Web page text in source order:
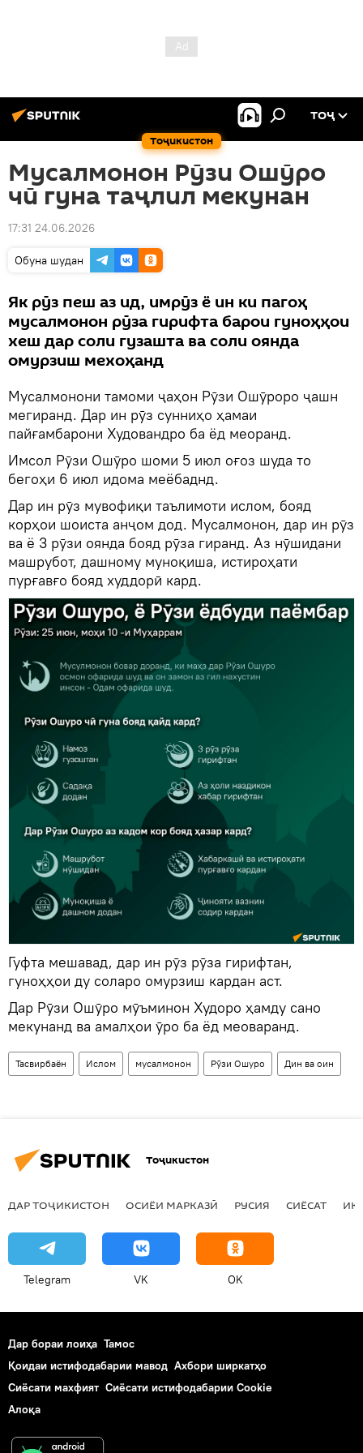
Тоҷикистон
ТОҶ
Мусалмонон Рӯзи Ошӯро
чӣ гуна таҷлил мекунан
17:31 24.06.2026
Обуна шудан
Як рӯз пеш аз ид, имрӯз ё ин ки пагоҳ
мусалмонон рӯза гирифта барои гуноҳҳои
хеш дар соли гузашта ва соли оянда
омурзиш мехоҳанд
Мусалмонони тамоми ҷаҳон Рӯзи Ошӯроро ҷашн
мегиранд. Дар ин рӯз сунниҳо ҳамаи
пайғамбарони Худовандро ба ёд меоранд.
Имсол Рӯзи Ошӯро шоми 5 июл оғоз шуда то
бегоҳи 6 июл идома меёбаднд.
Дар ин рӯз мувофиқи таълимоти ислом, бояд
корҳои шоиста анҷом дод. Мусалмонон, дар ин рӯз
ва ё 3 рӯзи оянда бояд рӯза гиранд. Аз нӯшидани
машрубот, дашному муноқиша, истироҳати
пурғавғо бояд худдорӣ кард.
Гуфта мешавад, дар ин рӯз рӯза гирифтан,
гуноҳҳои ду соларо омурзиш кардан аст.
Дар Рӯзи Ошӯро мӯъминон Худоро ҳамду сано
мекунанд ва амалҳои ӯро ба ёд меоваранд.
Тасвирбаён Ислом мусалмонон Рӯзи Ошуро Дин ва оин
Тоҷикистон
ДАР ТОҶИКИСТОН ОСИЁИ МАРКАЗӢ РУСИЯ СИЁСАТ
Telegram VK OK
Дар бораи лоиҳа Тамос
Қоидаи истифодабарии мавод Ахбори ширкатҳо
Сиёсати махфият Сиёсати истифодабарии Cookie
Алоқа